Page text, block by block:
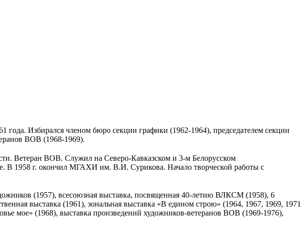
Избирался членом бюро секции графики (1962-1964), председателем секции
ВОВ (1968-1969).
Ветеран ВОВ. Служил на Северо-Кавказском и 3-м Белорусском
В 1958 г. окончил МГАХИ им. В.И. Сурикова. Начало творческой работы с
(1957), всесоюзная выставка, посвященная 40-летию ВЛКСМ (1958), 6
выставка (1961), зональная выставка «В едином строю» (1964, 1967, 1969, 1971
мое» (1968), выставка произведений художников-ветеранов ВОВ (1969-1976),